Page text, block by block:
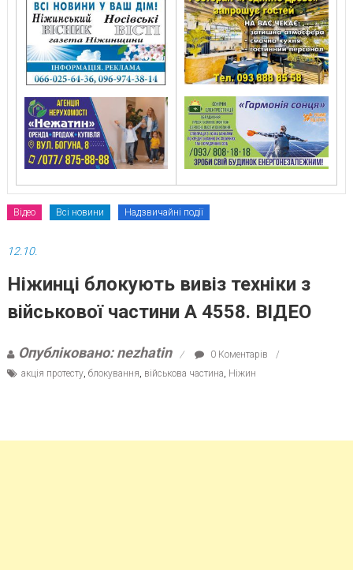
Відео Всі новини Надзвичайні події
12.10.
Ніжинці блокують вивіз техніки з
військової частини А 4558. ВІДЕО
Опубліковано: nezhatin
0 Коментарів
акція протесту, блокування, військова частина, Ніжин